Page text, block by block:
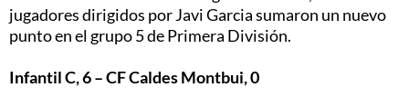
jugadores dirigidos por Javi Garcia sumaron un nuevo
punto en el grupo 5 de Primera División.
Infantil C, 6 – CF Caldes Montbui, 0